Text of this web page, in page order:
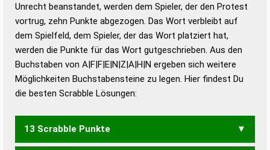
Duden – Standardwerk in 12 Bänden
Duden – Richtiges und gutes
Deutsch
Duden – Die deutsche Grammatik
Duden – Deutsches
Universalwörterbuch
Unrecht beanstandet, werden dem Spieler, der den Protest
vortrug, zehn Punkte abgezogen. Das Wort verbleibt auf
dem Spielfeld, dem Spieler, der das Wort platziert hat,
werden die Punkte für das Wort gutgeschrieben. Aus den
Buchstaben von A|F|F|E|N|Z|A|H|N ergeben sich weitere
Möglichkeiten Buchstabensteine zu legen. Hier findest Du
die besten Scrabble Lösungen:
13 Scrabble Punkte